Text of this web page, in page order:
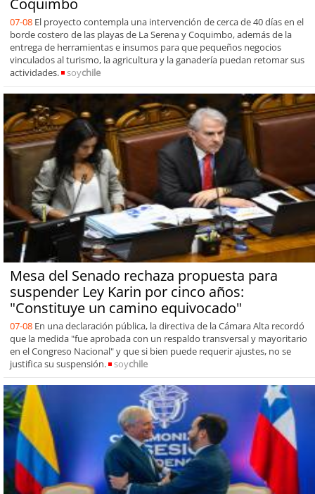
07-08 El proyecto contempla una intervención de cerca de 40 días en el
borde costero de las playas de La Serena y Coquimbo, además de la
entrega de herramientas e insumos para que pequeños negocios
vinculados al turismo, la agricultura y la ganadería puedan retomar sus
actividades.
soychile
Mesa del Senado rechaza propuesta para
suspender Ley Karin por cinco años:
"Constituye un camino equivocado"
07-08 En una declaración pública, la directiva de la Cámara Alta recordó
que la medida "fue aprobada con un respaldo transversal y mayoritario
en el Congreso Nacional" y que si bien puede requerir ajustes, no se
justifica su suspensión.
soychile